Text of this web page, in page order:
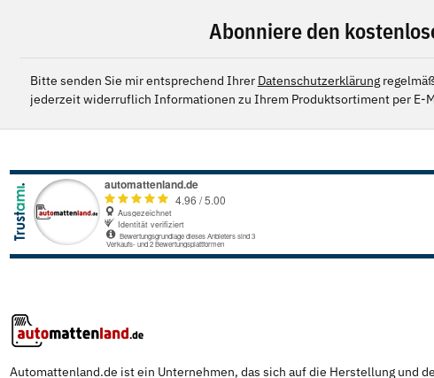
Abonniere den
Bitte senden Sie mir entsprechend Ihrer Datenschutzerklärung
jederzeit widerruflich Informationen zu Ihrem Produktsortiment per E-
Automattenland.de ist ein Unternehmen, das sich auf die Herstellung und